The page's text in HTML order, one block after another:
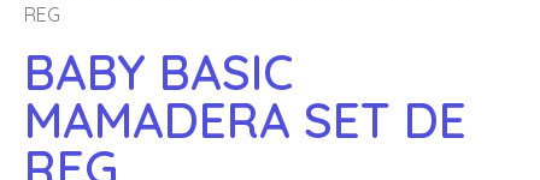
REG
BABY BASIC
MAMADERA SET DE
REG